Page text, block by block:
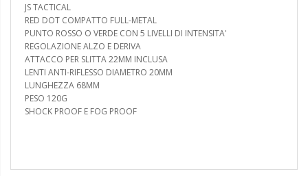
JS TACTICAL
RED DOT COMPATTO FULL-METAL
PUNTO ROSSO O VERDE CON 5 LIVELLI DI INTENSITA'
REGOLAZIONE ALZO E DERIVA
ATTACCO PER SLITTA 22MM INCLUSA
LENTI ANTI-RIFLESSO DIAMETRO 20MM
LUNGHEZZA 68MM
PESO 120G
SHOCK PROOF E FOG PROOF